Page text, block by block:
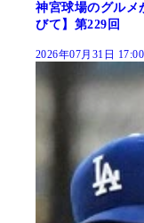
神宮球場のグルメ
びて】第229回
2026年07月31日 17:00